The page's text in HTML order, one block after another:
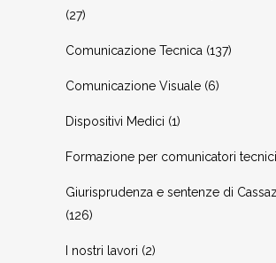
(27)
Comunicazione Tecnica (137)
Comunicazione Visuale (6)
Dispositivi Medici (1)
Formazione per comunicatori tecnici
Giurisprudenza e sentenze di
(126)
I nostri lavori (2)